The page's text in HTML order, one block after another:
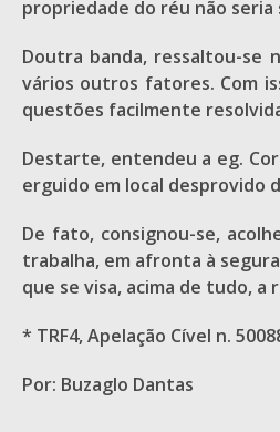
propriedade do réu não
Doutra banda, ressaltou-se
vários outros fatores. Com
questões facilmente
Destarte, entendeu a eg.
erguido em local desprovido
De fato, consignou-se,
trabalha, em afronta à
que se visa, acima de tudo, a
* TRF4, Apelação Cível n.
Por: Buzaglo Dantas